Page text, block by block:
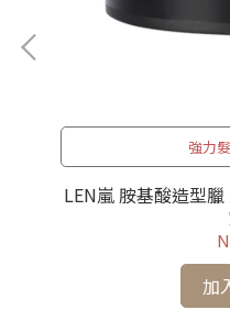
強力
LEN嵐 胺基酸造型
加